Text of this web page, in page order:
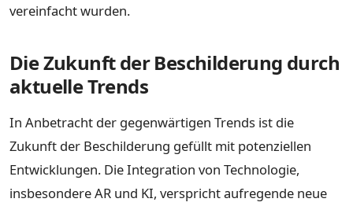
vereinfacht wurden.
Die Zukunft der Beschilderung durch
aktuelle Trends
In Anbetracht der gegenwärtigen Trends ist die
Zukunft der Beschilderung gefüllt mit potenziellen
Entwicklungen. Die Integration von Technologie,
insbesondere AR und KI, verspricht aufregende neue